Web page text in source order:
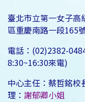
臺北市立第一女子
區重慶南路一段165
電話：(02)2382-
8:30~16:30來電)
中心主任：蔡哲銘
理： 謝郁卿小姐